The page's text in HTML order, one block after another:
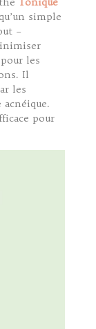
simple
–
les
Il
les
pour